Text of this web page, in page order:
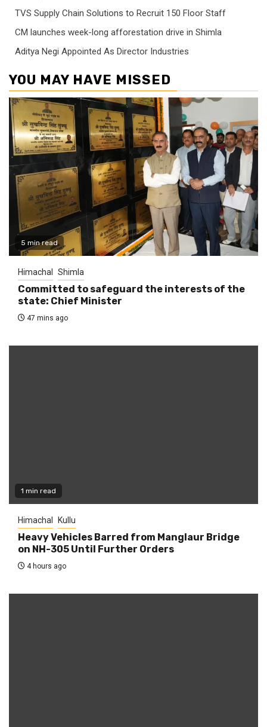
TVS Supply Chain Solutions to Recruit 150 Floor Staff
CM launches week-long afforestation drive in Shimla
Aditya Negi Appointed As Director Industries
YOU MAY HAVE MISSED
5 min read
Himachal Shimla
Committed to safeguard the interests of the
state: Chief Minister
47 mins ago
1 min read
Himachal Kullu
Heavy Vehicles Barred from Manglaur Bridge
on NH-305 Until Further Orders
4 hours ago